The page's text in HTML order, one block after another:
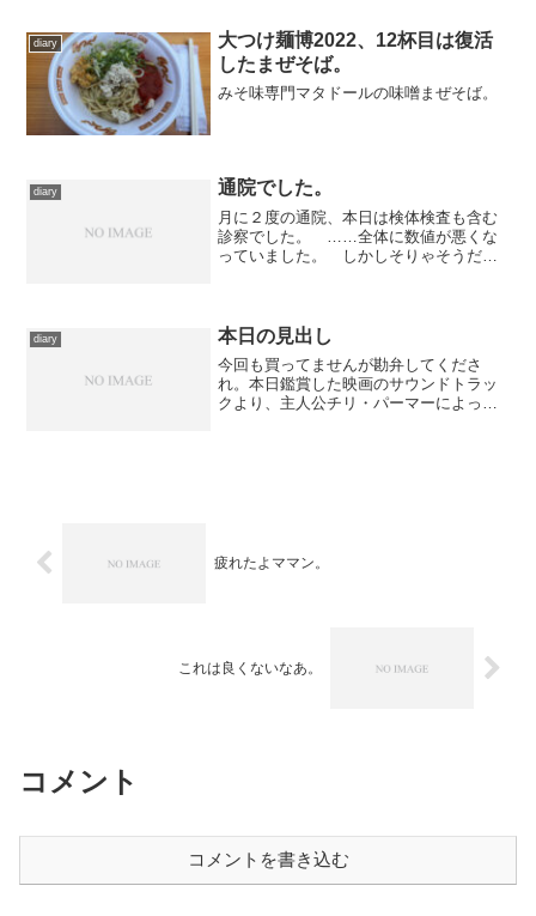
へ。 鑑賞したのは、『攻...
diary
大つけ麺博2022、12杯目は復活
したまぜそば。
みそ味専門マタドールの味噌まぜそば。
diary 通院でした。
月に２度の通院、本日は検体検査も含む
診察でした。 ……全体に数値が悪くな
っていました。 しかしそりゃそうだ
処方を変え、なるべく血圧の...
diary 本日の見出し
今回も買ってませんが勘弁してくださ
れ。本日鑑賞した映画のサウンドトラッ
クより、主人公チリ・パーマーによって
疲れたよママン。
これは良くないなあ。
コメント
コメントを書き込む